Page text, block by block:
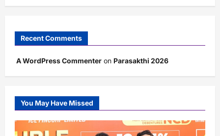
Recent Comments
A WordPress Commenter on Parasakthi 2026
You May Have Missed